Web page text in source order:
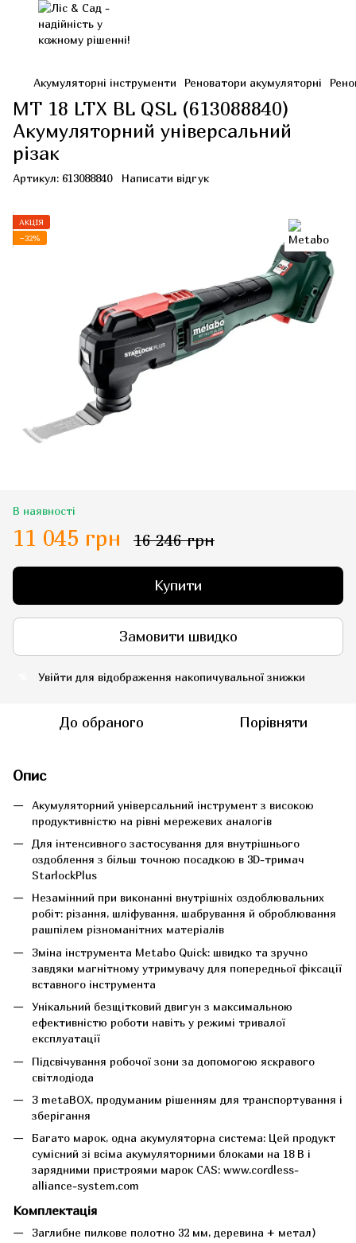
Акумуляторні інструменти Реноватори акумуляторні
MT 18 LTX BL QSL (613088840)
Акумуляторний універсальний
різак
Артикул: 613088840 Написати відгук
АКЦІЯ
−32%
В наявності
11 045 грн 16 246 грн
Купити
Замовити швидко
Увійти для відображення накопичувальної знижки
До обраного Порівняти
Опис
Акумуляторний універсальний інструмент з високою
продуктивністю на рівні мережевих аналогів
Для інтенсивного застосування для внутрішнього
оздоблення з більш точною посадкою в 3D-тримач
StarlockPlus
Незамінний при виконанні внутрішніх оздоблювальних
робіт: різання, шліфування, шабрування й оброблювання
рашпілем різноманітних матеріалів
Зміна інструмента Metabo Quick: швидко та зручно
завдяки магнітному утримувачу для попередньої фіксації
вставного інструмента
Унікальний безщітковий двигун з максимальною
ефективністю роботи навіть у режимі тривалої
експлуатації
Підсвічування робочої зони за допомогою яскравого
світлодіода
З metaBOX, продуманим рішенням для транспортування і
зберігання
Багато марок, одна акумуляторна система: Цей продукт
сумісний зі всіма акумуляторними блоками на 18 В і
зарядними пристроями марок CAS: www.cordless-
alliance-system.com
Комплектація
Заглибне пилкове полотно 32 мм, деревина + метал)